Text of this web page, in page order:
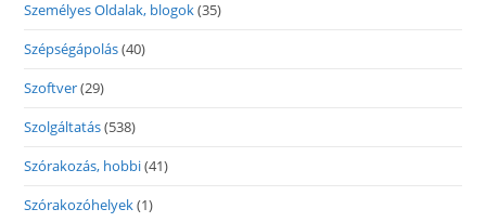
Személyes Oldalak, blogok(35)
Szépségápolás(40)
Szoftver(29)
Szolgáltatás(538)
Szórakozás, hobbi(41)
Szórakozóhelyek(1)